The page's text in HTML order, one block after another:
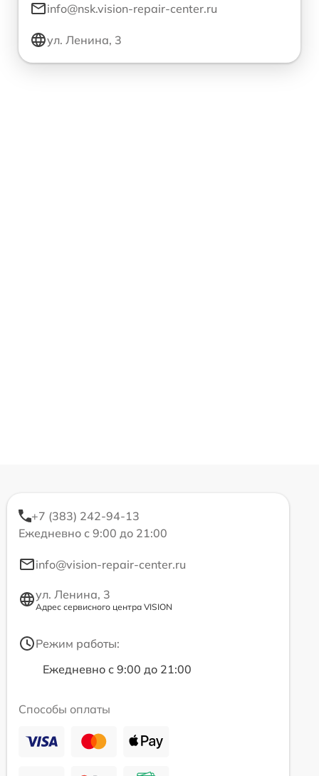
info@nsk.vision-repair-center.ru
ул. Ленина, 3
+7 (383) 242-94-13
Ежедневно с 9:00 до 21:00
info@vision-repair-center.ru
ул. Ленина, 3
Адрес сервисного центра VISION
Режим работы:
Ежедневно с 9:00 до 21:00
Способы оплаты